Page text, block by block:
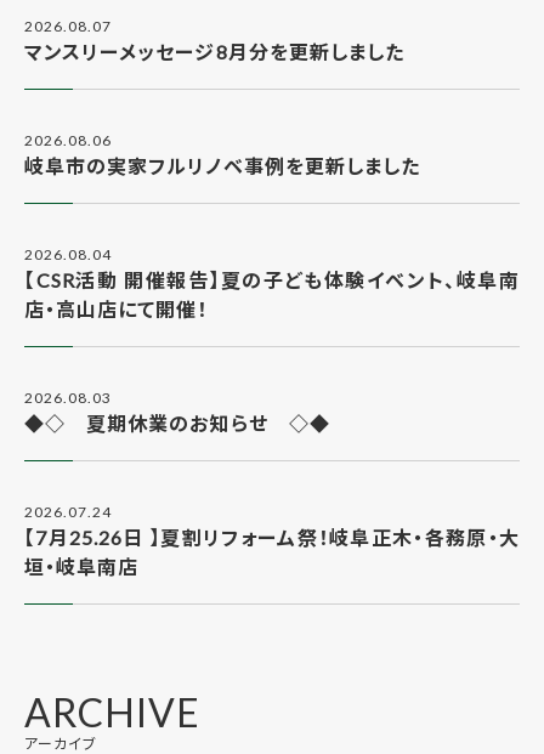
2026.08.07
マンスリーメッセージ8月分を更新しました
2026.08.06
岐阜市の実家フルリノベ事例を更新しました
2026.08.04
【CSR活動 開催報告】夏の子ども体験イベント、岐阜南
店・高山店にて開催！
2026.08.03
◆◇ 夏期休業のお知らせ ◇◆
2026.07.24
【7月25.26日 】夏割リフォーム祭！岐阜正木・各務原・大
垣・岐阜南店
ARCHIVE
アーカイブ